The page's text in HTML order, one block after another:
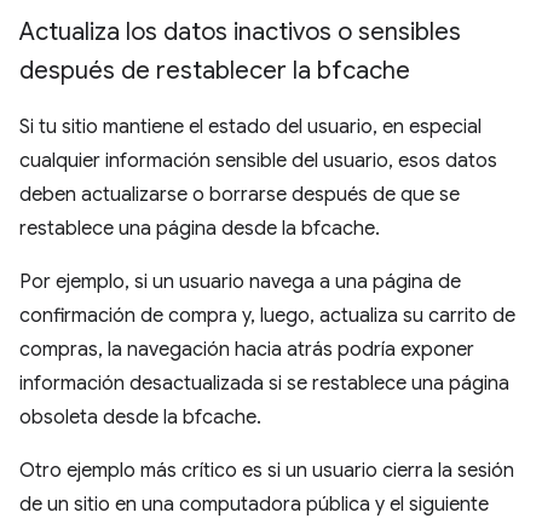
Actualiza los datos inactivos o sensibles
después de restablecer la bfcache
Si tu sitio mantiene el estado del usuario, en especial
cualquier información sensible del usuario, esos datos
deben actualizarse o borrarse después de que se
restablece una página desde la bfcache.
Por ejemplo, si un usuario navega a una página de
confirmación de compra y, luego, actualiza su carrito de
compras, la navegación hacia atrás podría exponer
información desactualizada si se restablece una página
obsoleta desde la bfcache.
Otro ejemplo más crítico es si un usuario cierra la sesión
de un sitio en una computadora pública y el siguiente